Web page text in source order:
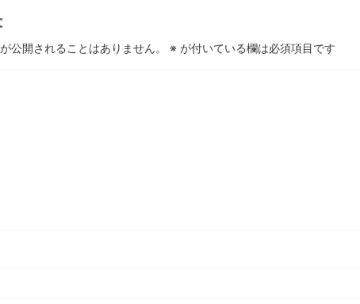
公開されることはありません。 ※ が付いている欄は必須項目です